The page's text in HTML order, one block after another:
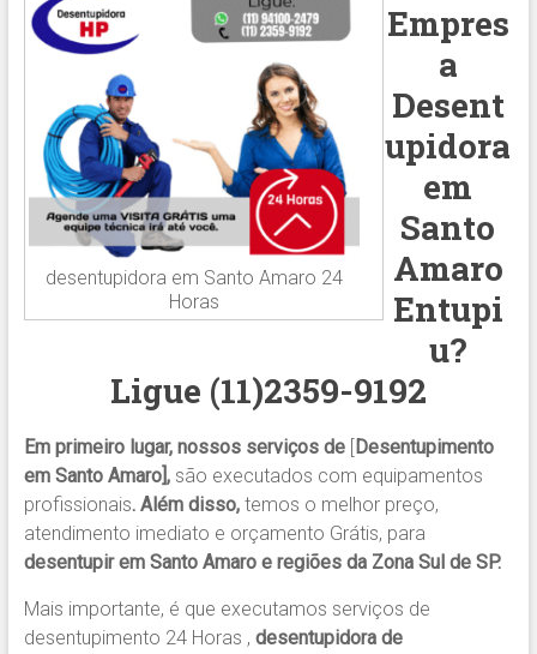
desentupidora em Santo Amaro 24
Horas
Empres
a
Desent
upidora
em
Santo
Amaro
Entupi
u?
Ligue (11)2359-9192
Em primeiro lugar, nossos serviços de[Desentupimento
em Santo Amaro], são executados com equipamentos
profissionais.Além disso, temos o melhor preço,
atendimento imediato e orçamento Grátis, para
desentupir em Santo Amaro e regiões da Zona Sul de SP.
Mais importante, é que executamos serviços de
desentupimento 24 Horas , desentupidora de